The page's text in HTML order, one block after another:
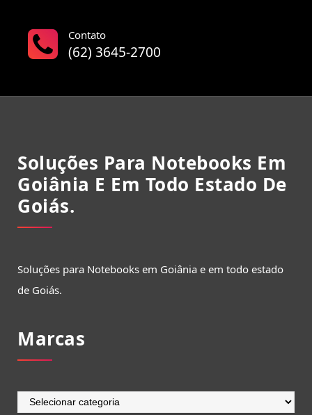
Contato
(62) 3645-2700
Soluções Para Notebooks Em
Goiânia E Em Todo Estado De
Goiás.
Soluções para Notebooks em Goiânia e em todo estado
de Goiás.
Marcas
Marcas